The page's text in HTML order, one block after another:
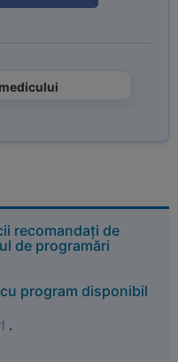
recomandați de
de programări
program disponibil
.